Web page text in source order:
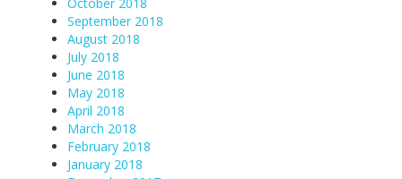
September 2018
August 2018
July 2018
June 2018
May 2018
April 2018
March 2018
February 2018
January 2018